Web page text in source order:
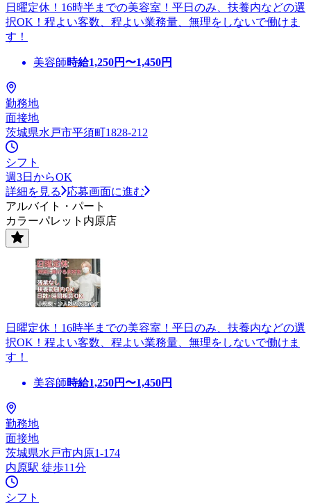
日曜定休！16時半までの美容室！平日のみ、扶養内などの選
択OK！程よい客数、程よい業務量、無理をしないで働けま
す！
美容師時給1,250円〜1,450円
勤務地
面接地
茨城県水戸市平須町1828-212
シフト
週3日からOK
詳細を見る
応募画面に進む
アルバイト・パート
カラーパレット内原店
日曜定休！16時半までの美容室！平日のみ、扶養内などの選
択OK！程よい客数、程よい業務量、無理をしないで働けま
す！
美容師時給1,250円〜1,450円
勤務地
面接地
茨城県水戸市内原1-174
内原駅 徒歩11分
シフト